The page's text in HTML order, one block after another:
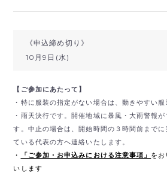
《申込締め切り》
10月9日(水)
【ご参加にあたって】
・特に服装の指定がない場合は、動きやすい服
・雨天決行です。開催地域に暴風・大雨警報
す。中止の場合は、開始時間の３時間前まで
ている代表の方へ連絡いたします。
・
「ご参加・お申込みにおける注意事項」 を
いします